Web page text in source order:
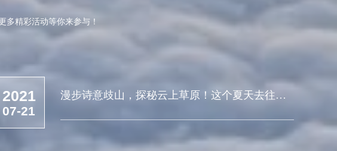
多精彩活动等你来参与！
2021
07-21
漫步诗意歧山，探秘云上草原！这个夏天去往心